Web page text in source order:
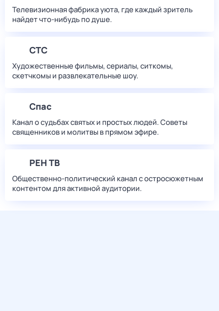
Телевизионная фабрика уюта, где каждый зритель
найдет что‑нибудь по душе.
СТС
Художественные фильмы, сериалы, ситкомы,
скетчкомы и развлекательные шоу.
Спас
Канал о судьбах святых и простых людей. Советы
священников и молитвы в прямом эфире.
РЕН ТВ
Общественно-политический канал с остросюжетным
контентом для активной аудитории.